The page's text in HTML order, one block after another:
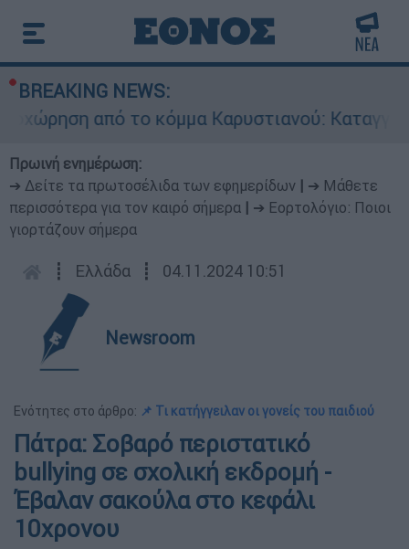
BREAKING NEWS:
από το κόμμα Καρυστιανού:
Πρωινή ενημέρωση:
➔ Δείτε τα πρωτοσέλιδα των εφημερίδων
➔ Μάθετε
περισσότερα για τον καιρό σήμερα
➔ Εορτολόγιο: Ποιοι
γιορτάζουν σήμερα
┋ Ελλάδα ┋ 04.11.2024 10:51
Newsroom
Ενότητες στο άρθρο: 📌 Τι κατήγγειλαν οι γονείς του παιδιού
Πάτρα: Σοβαρό περιστατικό
bullying σε σχολική εκδρομή -
Έβαλαν σακούλα στο κεφάλι
10χρονου